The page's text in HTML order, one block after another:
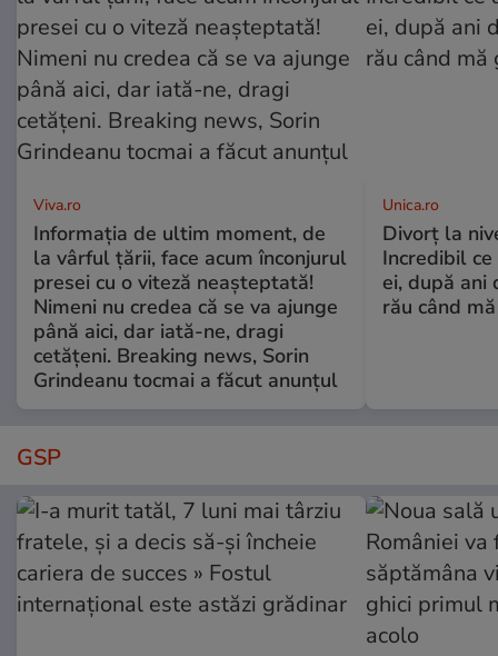
Viva.ro
Informația de ultim moment, de
la vârful țării, face acum înconjurul
presei cu o viteză neașteptată!
Nimeni nu credea că se va ajunge
până aici, dar iată-ne, dragi
cetățeni. Breaking news, Sorin
Grindeanu tocmai a făcut anunțul
Unica.ro
Divorț la
Incredibil
ei, după ani
rău când
GSP